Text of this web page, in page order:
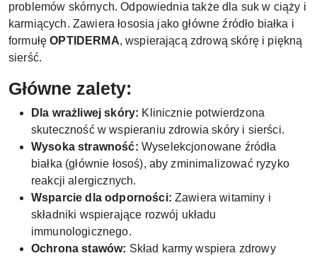
problemów skórnych. Odpowiednia także dla suk w ciąży i
karmiących. Zawiera łososia jako główne źródło białka i
formułęOPTIDERMA, wspierającą zdrową skórę i piękną
sierść.
Główne zalety:
Dla wrażliwej skóry: Klinicznie potwierdzona
skuteczność w wspieraniu zdrowia skóry i sierści.
Wysoka strawność: Wyselekcjonowane źródła
białka (głównie łosoś), aby zminimalizować ryzyko
reakcji alergicznych.
Wsparcie dla odporności: Zawiera witaminy i
składniki wspierające rozwój układu
immunologicznego.
Ochrona stawów: Skład karmy wspiera zdrowy